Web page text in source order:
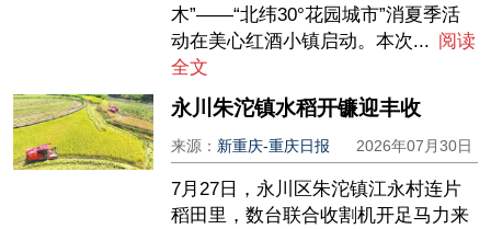
木”——“北纬30°花园城市”消夏季活
动在美心红酒小镇启动。本次... 阅读
全文
永川朱沱镇水稻开镰迎丰收
来源： 新重庆-重庆日报 2026年07月30日
7月27日，永川区朱沱镇江永村连片
稻田里，数台联合收割机开足马力来